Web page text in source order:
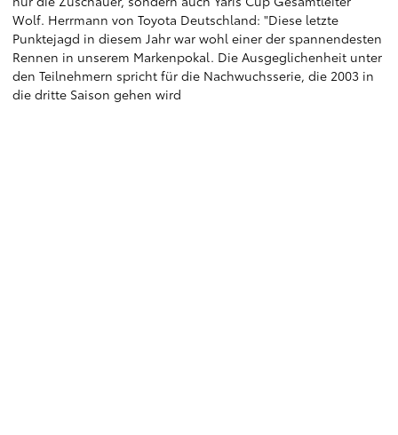
Wolf. Herrmann von Toyota Deutschland: "Diese letzte
Punktejagd in diesem Jahr war wohl einer der spannendesten
Rennen in unserem Markenpokal. Die Ausgeglichenheit unter
den Teilnehmern spricht für die Nachwuchsserie, die 2003 in
die dritte Saison gehen wird